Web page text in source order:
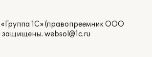
1С» (правопреемник ООО
защищены. websol@1c.ru